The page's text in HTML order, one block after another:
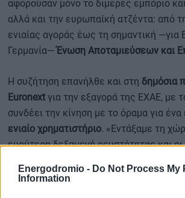
Energodromio - Do Not Process My
Information
αφορούσαν μόνο το διμερές εμπόριο
αλλά και την ευρωπαϊκή ατζέντα: από
ενιαίας αγοράς έως τη σημαντική —για
Γερμανία—Ένωση Αποταμιεύσεων και
Η συζήτηση επανήλθε και στη δημόσια
Euronext για την εξαγορά της ΕΧΑΕ, με
συνδέει την κίνηση με το όραμα για
ενιαίο χρηματιστήριο. «Εντάξαμε τη
ευρύτερη δεξαμενή ρευστότητας και